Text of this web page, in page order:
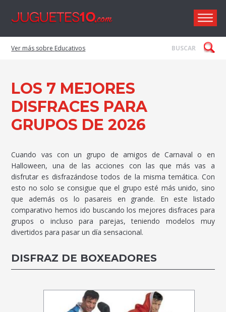
Juguetes
Educativos
LOS 7 MEJORES
DISFRACES PARA
GRUPOS DE 2026
Cuando vas con un grupo de amigos de Carnaval o en
Halloween, una de las acciones con las que más vas a
disfrutar es disfrazándose todos de la misma temática. Con
esto no solo se consigue que el grupo esté más unido, sino
que además os lo pasareis en grande. En este listado
comparativo hemos ido buscando los mejores disfraces para
grupos o incluso para parejas, teniendo modelos muy
divertidos para pasar un día sensacional.
DISFRAZ DE BOXEADORES